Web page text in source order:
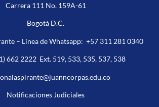
Carrera 111 No. 159A-61
Bogotá D.C.
– Línea de Whatsapp: +57 311 281 0340
662 2222Ext. 519, 533, 535, 537, 538
Notificaciones Judiciales